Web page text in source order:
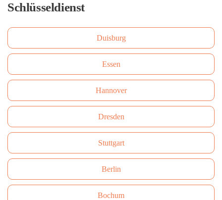
Schlüsseldienst
Duisburg
Essen
Hannover
Dresden
Stuttgart
Berlin
Bochum